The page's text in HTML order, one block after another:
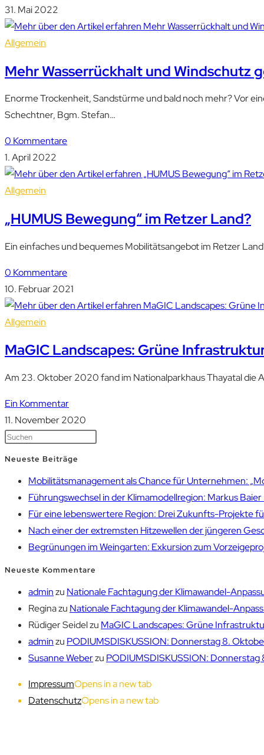
31. Mai 2022
Allgemein
Mehr Wasserrückhalt und Windschutz
Enorme Trockenheit, Sandstürme und bald noch mehr? Vor
Schechtner, Bgm. Stefan…
0 Kommentare
1. April 2022
Allgemein
„HUMUS Bewegung“ im Retzer Land?
Ein einfaches und bequemes Mobilitätsangebot im Retzer
0 Kommentare
10. Februar 2021
Allgemein
MaGIC Landscapes: Grüne
Am 23. Oktober 2020 fand im Nationalparkhaus Thayatal die
Ein Kommentar
11. November 2020
Neueste Beiträge
Mobilitätsmanagement als Chance für Unternehmen:
Führungswechsel in der Klimamodellregion: Markus
Für eine lebenswertere Region: Drei Zukunfts-Projekte
Nach einer der extremsten Hitzewellen der jüngeren
Begrünungen im Weingarten: Exkursion zum
Neueste Kommentare
adminzu Nationale Fachtagung der Klimawandel-
Reginazu Nationale Fachtagung der Klimawandel-
Rüdiger Seidelzu MaGIC Landscapes: Grüne
adminzu PODIUMSDISKUSSION: Donnerstag 8.
Susanne Weberzu PODIUMSDISKUSSION: Donnerstag
ImpressumOpens in a new tab
DatenschutzOpens in a new tab